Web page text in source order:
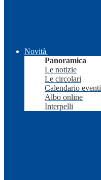
Novità
Panoramica
Le notizie
Le circolari
Calendario eventi
Albo online
Interpelli